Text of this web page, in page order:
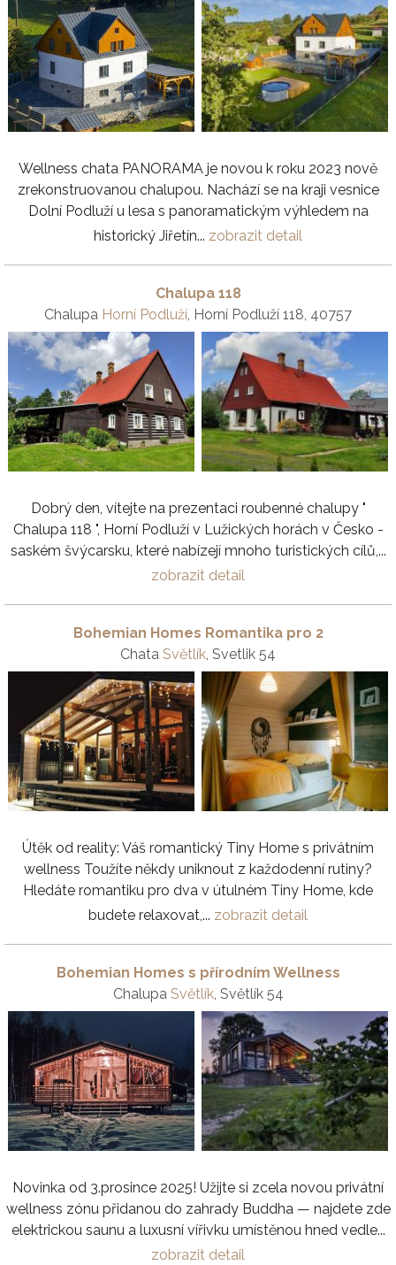
Wellness chata PANORAMA je novou k roku 2023 nově
zrekonstruovanou chalupou. Nachází se na kraji vesnice
Dolní Podluží u lesa s panoramatickým výhledem na
historický Jiřetín... zobrazit detail
Chalupa 118
Chalupa Horní Podluží, Horní Podluží 118, 40757
Dobrý den, vítejte na prezentaci roubenné chalupy "
Chalupa 118 ", Horní Podluží v Lužických horách v Česko -
saském švýcarsku, které nabízejí mnoho turistických cílů,...
zobrazit detail
Bohemian Homes Romantika pro 2
Chata Světlík, Svetlik 54
Útěk od reality: Váš romantický Tiny Home s privátním
wellness Toužíte někdy uniknout z každodenní rutiny?
Hledáte romantiku pro dva v útulném Tiny Home, kde
budete relaxovat,... zobrazit detail
Bohemian Homes s přírodním Wellness
Chalupa Světlík, Světlík 54
Novinka od 3.prosince 2025! Užijte si zcela novou privátní
wellness zónu přidanou do zahrady Buddha — najdete zde
elektrickou saunu a luxusní vířivku umístěnou hned vedle...
zobrazit detail